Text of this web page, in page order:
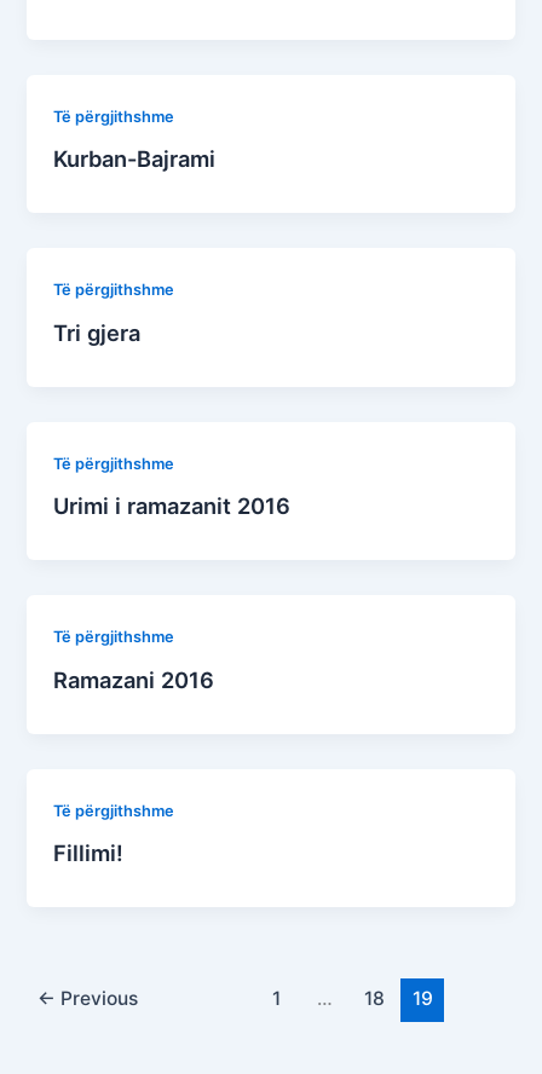
Të përgjithshme
Kurban-Bajrami
Të përgjithshme
Tri gjera
Të përgjithshme
Urimi i ramazanit 2016
Të përgjithshme
Ramazani 2016
Të përgjithshme
Fillimi!
← Previous 1 … 18 19